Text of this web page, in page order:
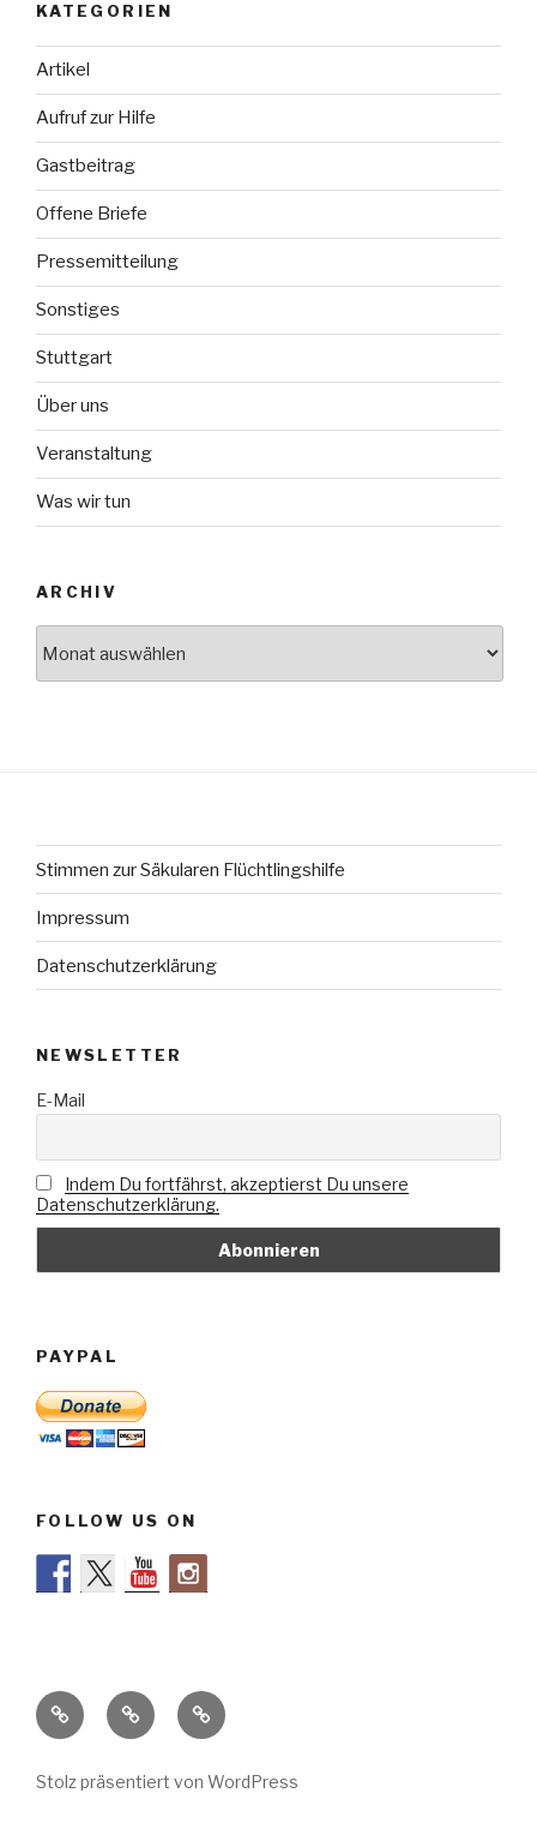
KATEGORIEN
Artikel
Aufruf zur Hilfe
Gastbeitrag
Offene Briefe
Pressemitteilung
Sonstiges
Stuttgart
Über uns
Veranstaltung
Was wir tun
ARCHIV
Stimmen zur Säkularen Flüchtlingshilfe
Impressum
Datenschutzerklärung
NEWSLETTER
E-Mail
Indem Du fortfährst, akzeptierst Du unsere
Datenschutzerklärung.
PAYPAL
FOLLOW US ON
Stimmen
zur
Flüchtlingshilfe
ImpressumDatenschutzerklärung
Stolz präsentiert von WordPress